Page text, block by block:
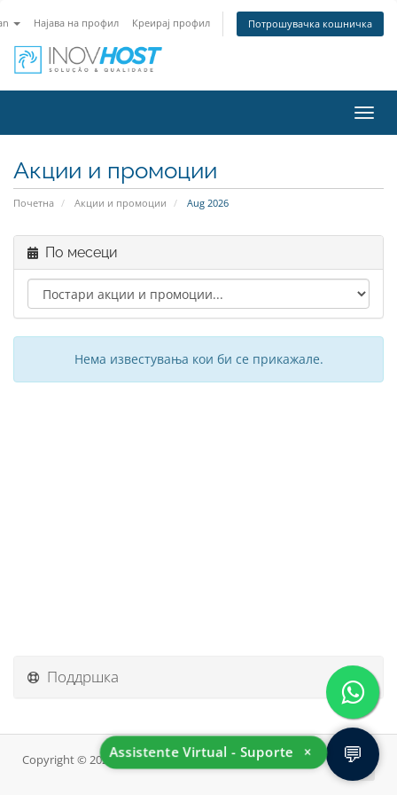
💬
Assistente Virtual - Suporte ×
Најава на профил Креирај профил Потрошувачка кошничка
Акции и промоции
Почетна Акции и промоции Aug 2026
По месеци
Нема известувања кои би се прикажале.
Поддршка
Copyright © 2026 InovHost. All Rights Reserved.